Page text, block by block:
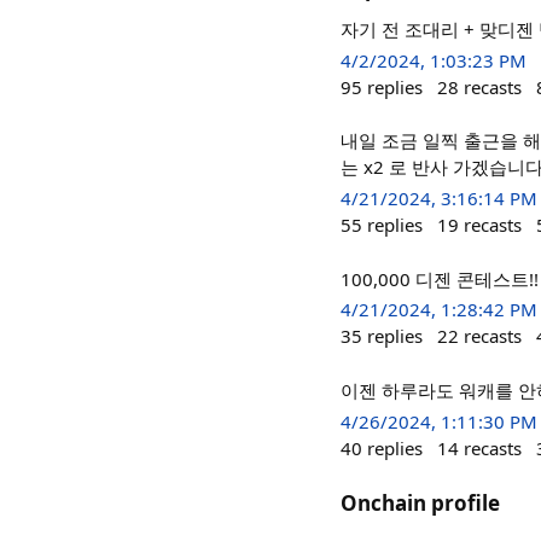
자기 전 조대리 + 맞디
4/2/2024, 1:03:23 PM
95 replies 28 recasts
내일 조금 일찍 출근을
는 x2 로 반사 가겠습니
4/21/2024, 3:16:14 PM
55 replies 19 recasts
100,000 디젠 콘테스트
4/21/2024, 1:28:42 PM
35 replies 22 recasts
이젠 하루라도 워캐를
4/26/2024, 1:11:30 PM
40 replies 14 recasts
Onchain profile